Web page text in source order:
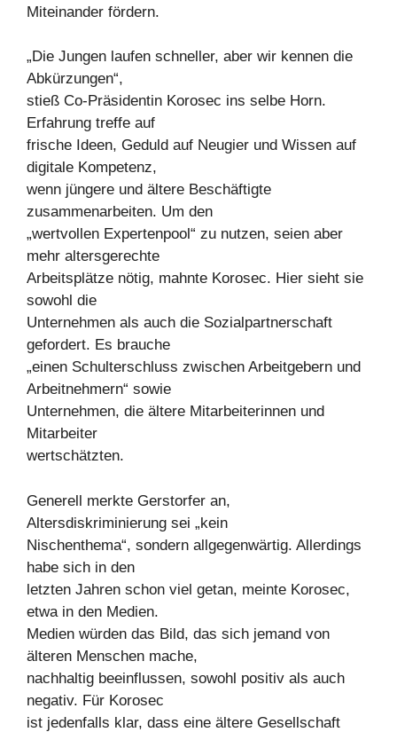
Miteinander fördern.
„Die Jungen laufen schneller, aber wir kennen die
Abkürzungen“,
stieß Co-Präsidentin Korosec ins selbe Horn.
Erfahrung treffe auf
frische Ideen, Geduld auf Neugier und Wissen auf
digitale Kompetenz,
wenn jüngere und ältere Beschäftigte
zusammenarbeiten. Um den
„wertvollen Expertenpool“ zu nutzen, seien aber
mehr altersgerechte
Arbeitsplätze nötig, mahnte Korosec. Hier sieht sie
sowohl die
Unternehmen als auch die Sozialpartnerschaft
gefordert. Es brauche
„einen Schulterschluss zwischen Arbeitgebern und
Arbeitnehmern“ sowie
Unternehmen, die ältere Mitarbeiterinnen und
Mitarbeiter
wertschätzten.
Generell merkte Gerstorfer an,
Altersdiskriminierung sei „kein
Nischenthema“, sondern allgegenwärtig. Allerdings
habe sich in den
letzten Jahren schon viel getan, meinte Korosec,
etwa in den Medien.
Medien würden das Bild, das sich jemand von
älteren Menschen mache,
nachhaltig beeinflussen, sowohl positiv als auch
negativ. Für Korosec
ist jedenfalls klar, dass eine ältere Gesellschaft